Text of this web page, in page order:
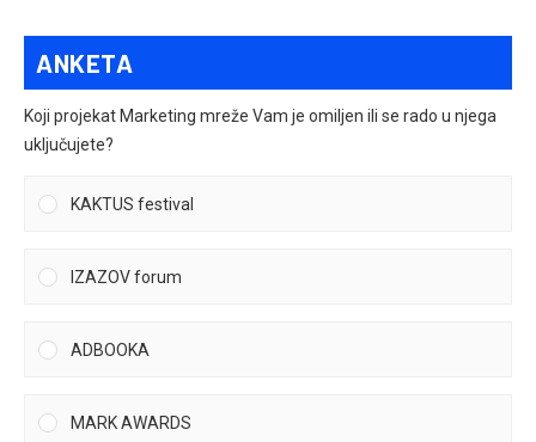
ANKETA
Koji projekat Marketing mreže Vam je omiljen ili se rado u njega
uključujete?
KAKTUS festival
IZAZOV forum
ADBOOKA
MARK AWARDS